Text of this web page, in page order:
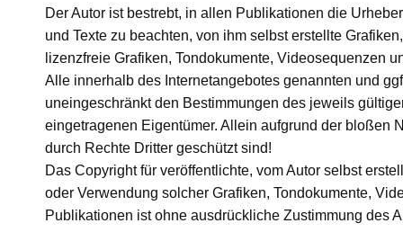
Der Autor ist bestrebt, in allen Publikationen die
und Texte zu beachten, von ihm selbst erstellte
lizenzfreie Grafiken, Tondokumente, Videosequenzen
Alle innerhalb des Internetangebotes genannten und
uneingeschränkt den Bestimmungen des jeweils
eingetragenen Eigentümer. Allein aufgrund der bloßen
durch Rechte Dritter geschützt sind!
Das Copyright für veröffentlichte, vom Autor selbst
oder Verwendung solcher Grafiken, Tondokumente,
Publikationen ist ohne ausdrückliche Zustimmung des